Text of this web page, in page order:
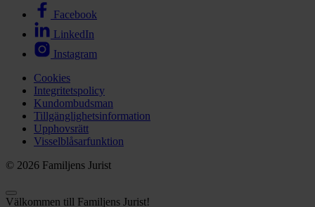
Facebook
LinkedIn
Instagram
Cookies
Integritetspolicy
Kundombudsman
Tillgänglighetsinformation
Upphovsrätt
Visselblåsarfunktion
© 2026 Familjens Jurist
Välkommen till Familjens Jurist!